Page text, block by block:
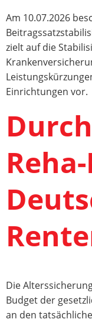
Am 10.07.2026
zielt auf die
Einrichtungen vor.
Die
Budget der
an den